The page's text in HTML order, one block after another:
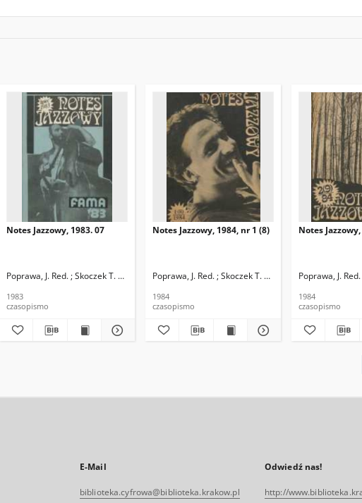
Notes Jazzowy, 1983. 07
Poprawa, J. Red. ; Skoczek T. Red.
1983
czasopismo
Notes Jazzowy, 1984, nr 1 (8)
Poprawa, J. Red. ; Skoczek T. Red.
1984
czasopismo
Notes
Poprawa, J. Red.
1984
czasopismo
E-Mail
biblioteka.cyfrowa@biblioteka.krakow.pl
Odwiedź nas!
http://